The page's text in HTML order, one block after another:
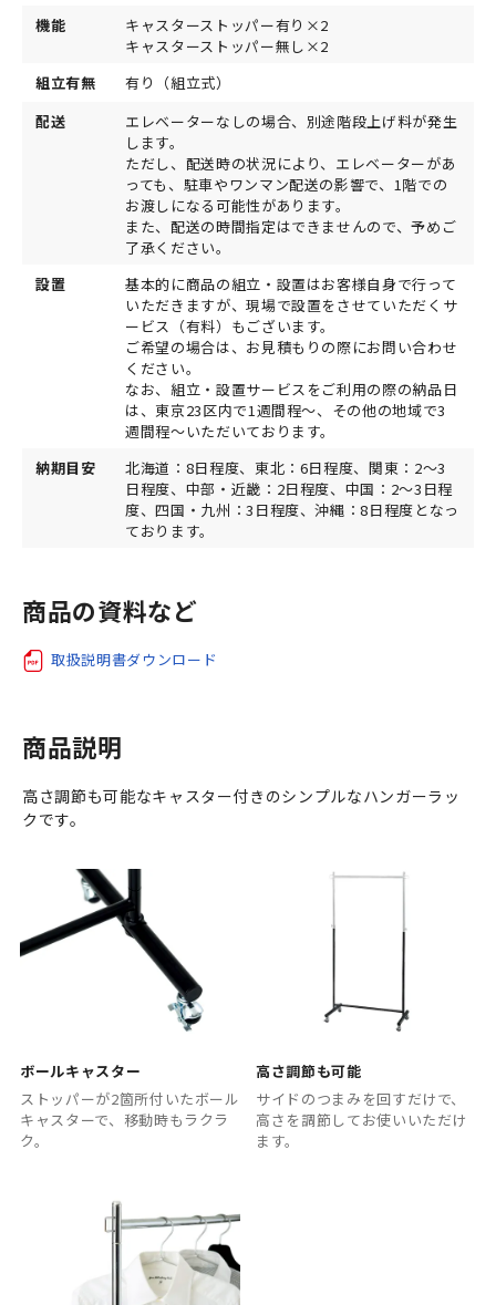
機能
キャスターストッパー有り×2
キャスターストッパー無し×2
組立有無
有り（組立式）
配送
エレベーターなしの場合、別途階段上げ料が発生
します。
ただし、配送時の状況により、エレベーターがあ
っても、駐車やワンマン配送の影響で、1階での
お渡しになる可能性があります。
また、配送の時間指定はできませんので、予めご
了承ください。
設置
基本的に商品の組立・設置はお客様自身で行って
いただきますが、現場で設置をさせていただくサ
ービス（有料）もございます。
ご希望の場合は、お見積もりの際にお問い合わせ
ください。
なお、組立・設置サービスをご利用の際の納品日
は、東京23区内で1週間程～、その他の地域で3
週間程～いただいております。
納期目安
北海道：8日程度、東北：6日程度、関東：2～3
日程度、中部・近畿：2日程度、中国：2～3日程
度、四国・九州：3日程度、沖縄：8日程度となっ
ております。
商品の資料など
取扱説明書ダウンロード
商品説明
高さ調節も可能なキャスター付きのシンプルなハンガーラッ
クです。
ボールキャスター
ストッパーが2箇所付いたボール
キャスターで、移動時もラクラ
ク。
高さ調節も可能
サイドのつまみを回すだけで、
高さを調節してお使いいただけ
ます。